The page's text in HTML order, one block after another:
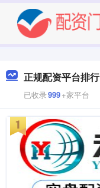
正规配资平台排行
已收录999+家平台